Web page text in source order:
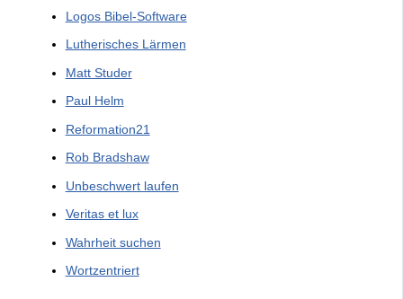
Logos Bibel-Software
Lutherisches Lärmen
Matt Studer
Paul Helm
Reformation21
Rob Bradshaw
Unbeschwert laufen
Veritas et lux
Wahrheit suchen
Wortzentriert